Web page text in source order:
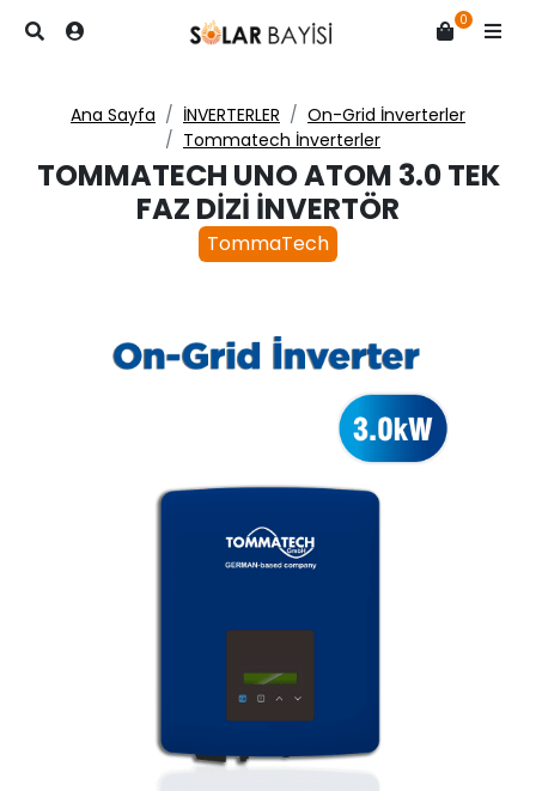
0
Ana Sayfa İNVERTERLER
On-Grid İnverterler
Tommatech İnverterler
TOMMATECH UNO ATOM 3.0 TEK
FAZ DIZI İNVERTÖR
TommaTech